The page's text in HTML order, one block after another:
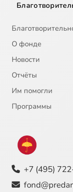
О фонде
Новости
Отчёты
Им помогли
Программы
+7 (495)